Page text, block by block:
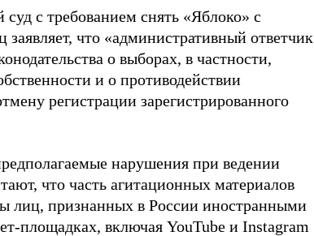
с требованием снять «Яблоко» с
заявляет, что «административный ответчик
о выборах, в частности,
и о противодействии
регистрации зарегистрированного
нарушения при ведении
что часть агитационных материалов
лиц, признанных в России иностранными
площадках, включая YouTube и Instagram